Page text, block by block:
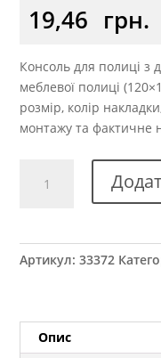
19,46 грн.
Консоль для полиці з
меблевої полиці
розмір, колір
монтажу та фактичне
накладкою
Артикул:33372
Опис